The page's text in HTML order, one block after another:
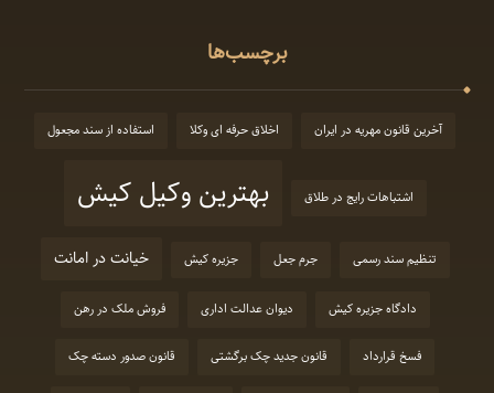
برچسب‌ها
آخرین قانون مهریه در ایران اخلاق حرفه ای وکلا استفاده از سند مجعول
اشتباهات رایج در طلاق بهترین وکیل کیش
تنظیم سند رسمی جرم جعل جزیره کیش خیانت در امانت
دادگاه جزیره کیش دیوان عدالت اداری فروش ملک در رهن
فسخ قرارداد قانون جدید چک برگشتی قانون صدور دسته چک